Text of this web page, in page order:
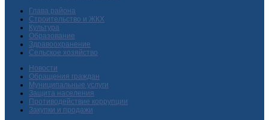
Глава района
Строительство и ЖКХ
Культура
Образование
Здравоохранение
Сельское хозяйство
Новости
Обращения граждан
Муниципальные услуги
Защита населения
Противодействие коррупции
Закупки и продажи